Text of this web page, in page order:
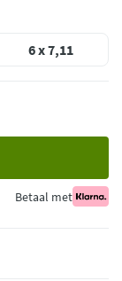
6 x 7,11
Betaal met